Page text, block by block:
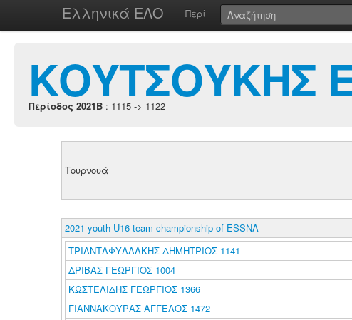
Ελληνικά ΕΛΟ Περί
ΚΟΥΤΣΟΥΚΗΣ
Περίοδος 2021B : 1115 -> 1122
Τουρνουά
2021 youth U16 team championship of ESSNA
ΤΡΙΑΝΤΑΦΥΛΛΑΚΗΣ ΔΗΜΗΤΡΙΟΣ 1141
ΔΡΙΒΑΣ ΓΕΩΡΓΙΟΣ 1004
ΚΩΣΤΕΛΙΔΗΣ ΓΕΩΡΓΙΟΣ 1366
ΓΙΑΝΝΑΚΟΥΡΑΣ ΑΓΓΕΛΟΣ 1472